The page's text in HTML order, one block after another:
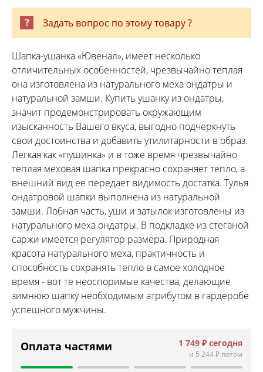
Задать вопрос по этому товару ?
Шапка-ушанка «Ювенал», имеет несколько
отличительных особенностей, чрезвычайно теплая
она изготовлена из натурального меха ондатры и
натуральной замши. Купить ушанку из ондатры,
значит продемонстрировать окружающим
изысканность Вашего вкуса, выгодно подчеркнуть
свои достоинства и добавить утилитарности в образ.
Легкая как «пушинка» и в тоже время чрезвычайно
теплая меховая шапка прекрасно сохраняет тепло, а
внешний вид ее передает видимость достатка. Тулья
ондатровой шапки выполнена из натуральной
замши. Лобная часть, уши и затылок изготовлены из
натурального меха ондатры. В подкладке из стеганой
саржи имеется регулятор размера. Природная
красота натурального меха, практичность и
способность сохранять тепло в самое холодное
время - вот те неоспоримые качества, делающие
зимнюю шапку необходимым атрибутом в гардеробе
успешного мужчины.
Оплата частями 1 749 ₽ сегодня
и 5 244 ₽ потом